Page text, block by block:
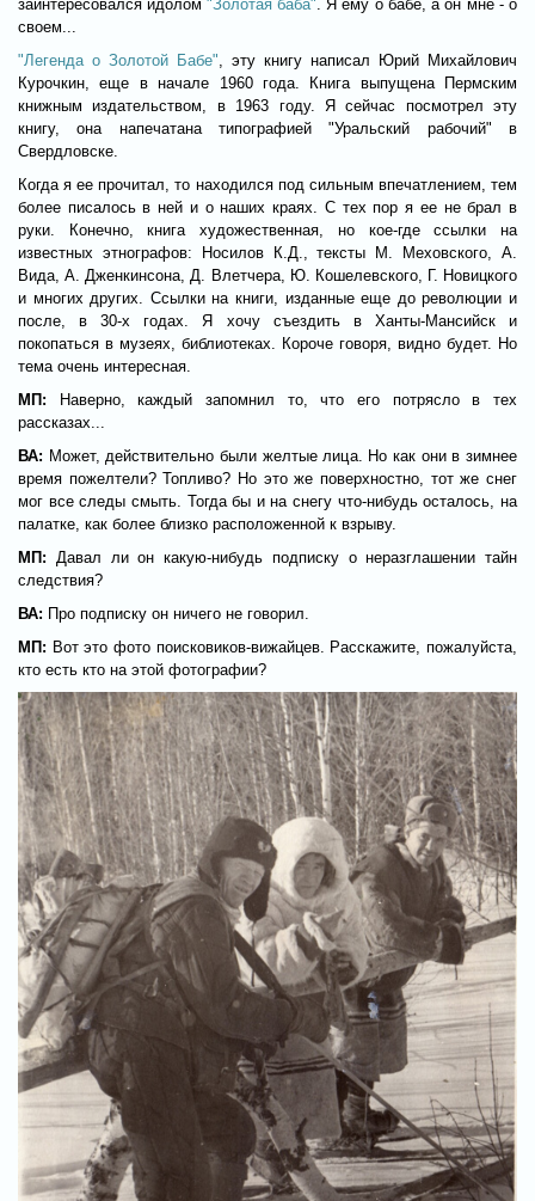
заинтересовался идолом "Золотая баба". Я ему о бабе, а он мне - о
своем...
"Легенда о Золотой Бабе", эту книгу написал Юрий Михайлович
Курочкин, еще в начале 1960 года. Книга выпущена Пермским
книжным издательством, в 1963 году. Я сейчас посмотрел эту
книгу, она напечатана типографией "Уральский рабочий" в
Свердловске.
Когда я ее прочитал, то находился под сильным впечатлением, тем
более писалось в ней и о наших краях. С тех пор я ее не брал в
руки. Конечно, книга художественная, но кое-где ссылки на
известных этнографов: Носилов К.Д., тексты М. Меховского, А.
Вида, А. Дженкинсона, Д. Влетчера, Ю. Кошелевского, Г. Новицкого
и многих других. Ссылки на книги, изданные еще до революции и
после, в 30-х годах. Я хочу съездить в Ханты-Мансийск и
покопаться в музеях, библиотеках. Короче говоря, видно будет. Но
тема очень интересная.
МП: Наверно, каждый запомнил то, что его потрясло в тех
рассказах...
ВА: Может, действительно были желтые лица. Но как они в зимнее
время пожелтели? Топливо? Но это же поверхностно, тот же снег
мог все следы смыть. Тогда бы и на снегу что-нибудь осталось, на
палатке, как более близко расположенной к взрыву.
МП: Давал ли он какую-нибудь подписку о неразглашении тайн
следствия?
ВА: Про подписку он ничего не говорил.
МП: Вот это фото поисковиков-вижайцев. Расскажите, пожалуйста,
кто есть кто на этой фотографии?